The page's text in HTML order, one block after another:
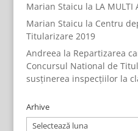
Marian Staicu la LA MULTI
Marian Staicu la Centru
Titularizare 2019
Andreea la Repartizarea
Concursul National de
susținerea inspecțiilor la
Arhive
Arhive